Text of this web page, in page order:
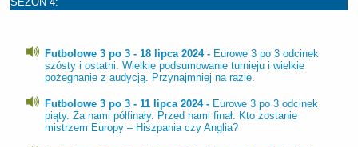
Futbolowe 3 po 3 - 18 lipca 2024 - Eurowe 3 po 3 odcinek
szósty i ostatni. Wielkie podsumowanie turnieju i wielkie
pożegnanie z audycją. Przynajmniej na razie.
Futbolowe 3 po 3 - 11 lipca 2024 - Eurowe 3 po 3 odcinek
piąty. Za nami półfinały. Przed nami finał. Kto zostanie
mistrzem Europy – Hiszpania czy Anglia?